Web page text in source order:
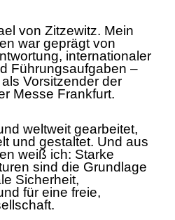
von Zitzewitz. Mein
war geprägt von
internationaler
Führungsaufgaben –
Vorsitzender der
Messe Frankfurt.
weltweit gearbeitet,
und gestaltet. Und aus
weiß ich: Starke
sind die Grundlage
Sicherheit,
für eine freie,